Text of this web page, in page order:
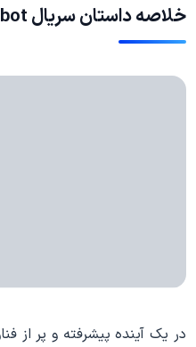
خلاصه داستان سریال Murderbot